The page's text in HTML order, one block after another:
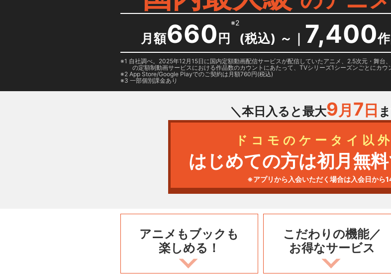
月額660 円
※2
(税込) ～ ｜ 7,400
1 自社調べ。2025年12月15日に国内定額動画配信サービスが配信していたアニメ、2.5次元・舞台
の定額制動画サービスにおける作品数のカウントにあたって、TVシリーズ1シーズンごとにカウ
2 App Store/Google Playでのご契約は月額760円(税込)
3 一部個別課金あり
＼本日入ると最大9月 7 日
ドコモのケータイ以
はじめての方は初月無
※アプリから入会いただく場合は入会日から
アニメもブックも
楽しめる！
こだわりの機能／
お得なサービス